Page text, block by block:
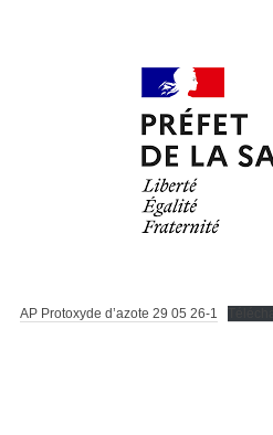
AP Protoxyde d’azote 29 05 26-1